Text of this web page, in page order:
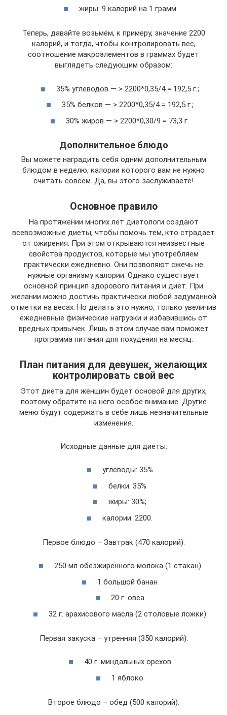
жиры: 9 калорий на 1 грамм
Теперь, давайте возьмём, к примеру, значение 2200
калорий, и тогда, чтобы контролировать вес,
соотношение макроэлементов в граммах будет
выглядеть следующим образом:
35% углеводов — > 2200*0,35/4 = 192,5 г.;
35% белков — > 2200*0,35/4 = 192,5 г.;
30% жиров — > 2200*0,30/9 = 73,3 г.
Дополнительное блюдо
Вы можете наградить себя одним дополнительным
блюдом в неделю, калории которого вам не нужно
считать совсем. Да, вы этого заслуживаете!
Основное правило
На протяжении многих лет диетологи создают
всевозможные диеты, чтобы помочь тем, кто страдает
от ожирения. При этом открываются неизвестные
свойства продуктов, которые мы употребляем
практически ежедневно. Они позволяют сжечь не
нужные организму калории. Однако существует
основной принцип здорового питания и диет. При
желании можно достичь практически любой задуманной
отметки на весах. Но делать это нужно, только увеличив
ежедневные физические нагрузки и избавившись от
вредных привычек. Лишь в этом случае вам поможет
программа питания для похудения на месяц.
План питания для девушек, желающих
контролировать свой вес
Этот диета для женщин будет основой для других,
поэтому обратите на него особое внимание. Другие
меню будут содержать в себе лишь незначительные
изменения.
Исходные данные для диеты:
углеводы: 35%
белки: 35%
жиры: 30%;
калории: 2200.
Первое блюдо – Завтрак (470 калорий):
250 мл обезжиренного молока (1 стакан)
1 большой банан
20 г. овса
32 г. арахисового масла (2 столовые ложки)
Первая закуска – утренняя (350 калорий):
40 г. миндальных орехов
1 яблоко
Второе блюдо – обед (500 калорий):